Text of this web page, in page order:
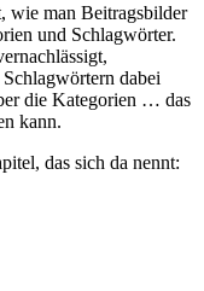
wie man Beitragsbilder
und Schlagwörter.
dabei
die Kategorien … das
kann.
das sich da nennt: